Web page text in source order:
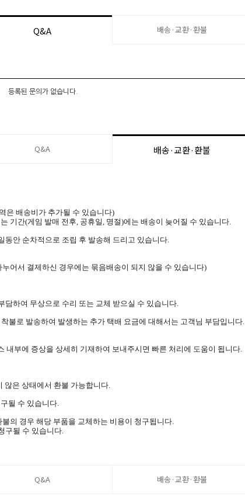
Q&A 배송·교환·환불
등록된 문의가 없습니다.
Q&A 배송·교환·환불
은 배송비가 추가될 수 있습니다)
기간(게임 발매 전후, 공휴일, 명절)에는 배송이 늦어질 수 있습니다.
동안 순차적으로 조립 후 발송해 드리고 있습니다.
어서 결제하신 경우에는 묶음배송이 되지 않을 수 있습니다)
하여 무상으로 수리 또는 교체 받으실 수 있습니다.
불로 발송하여 발생하는 추가 택배 요금에 대해서는 고객님 부담입니다.
부에 증상을 상세히 기재하여 보내주시면 빠른 처리에 도움이 됩니다.
않은 상태에서 환불 가능합니다.
될 수 있습니다.
의 경우 해당 부품을 교체하는 비용이 청구됩니다.
구될 수 있습니다.
Q&A 배송·교환·환불